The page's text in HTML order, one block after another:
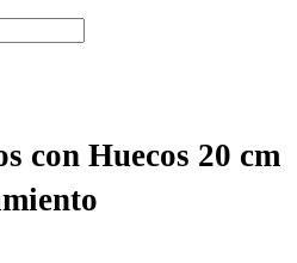
con Huecos 20 cm